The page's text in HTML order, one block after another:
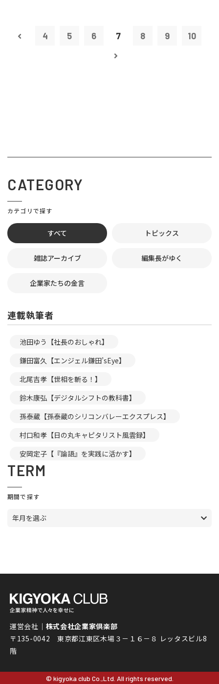
4 5 6 7 8 9 10
CATEGORY
カテゴリで探す
すべて トピックス
雑誌アーカイブ 編集長がゆく
企業家たちの金言
連載執筆者
池田ゆう【社長のおしゃれ】
鎌田富久【エンジェル鎌田’sEye】
北尾吉孝【世相を斬る！】
鈴木康弘【デジタルシフトの教科書】
孫泰蔵【孫泰蔵のシリコンバレーエクスプレス】
村口和孝【日の丸キャピタリスト風雲録】
安岡定子【『論語』を実践に活かす】
TERM
期間で探す
年月を選ぶ
運営会社｜ 株式会社企業家倶楽部
〒135-0042 東京都江東区木場３－１６－８ レッタスビル8
階
© kigyoka club Co.,Ltd. All rights reserved.